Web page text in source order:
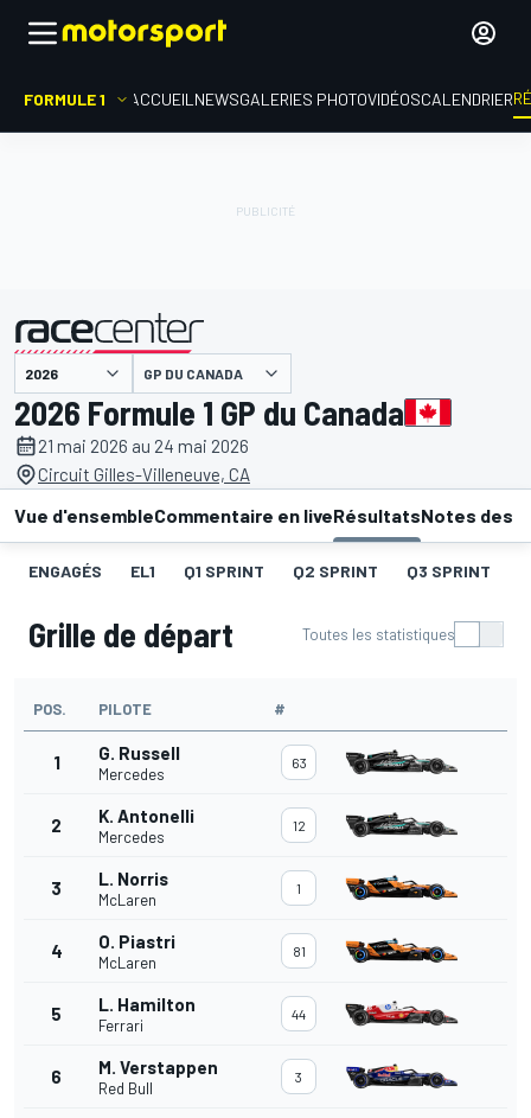
FORMULE 1 ACCUEIL NEWSGALERIES PHOTOVIDÉOSCALENDRIER
présenté par GP DU CANADA
2026 Formule 1 GP du Canada
21 mai 2026 au 24 mai 2026
Circuit Gilles-Villeneuve, CA
Vue d'ensembleCommentaire en liveRésultatsNotes des
ENGAGÉS EL1 Q1 SPRINT Q2 SPRINT Q3 SPRINT
Grille de départ Toutes les statistiques
POS. PILOTE #
1 G. Russell
Mercedes
63
2 K. Antonelli
Mercedes
12
3 L. Norris
McLaren
1
4 O. Piastri
McLaren
81
5 L. Hamilton
Ferrari
44
6 M. Verstappen
Red Bull
3